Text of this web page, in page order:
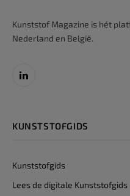
Kunststof Magazine is hét
Nederland en België.
LinkedIn
KUNSTSTOFGIDS
Kunststofgids
Lees de digitale Kunststofgids